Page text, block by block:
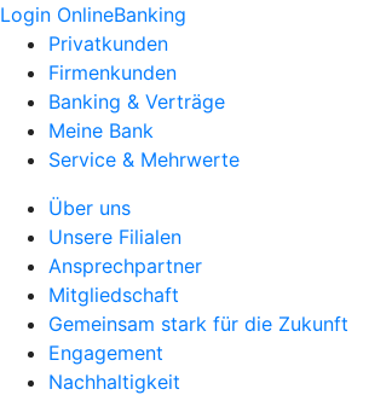
Login OnlineBanking
Privatkunden
Firmenkunden
Banking & Verträge
Meine Bank
Service & Mehrwerte
Über uns
Unsere Filialen
Ansprechpartner
Mitgliedschaft
Gemeinsam stark für die Zukunft
Engagement
Nachhaltigkeit